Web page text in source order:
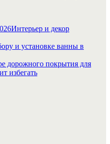
Интерьер и декор
и установке ванны в
дорожного покрытия для
избегать